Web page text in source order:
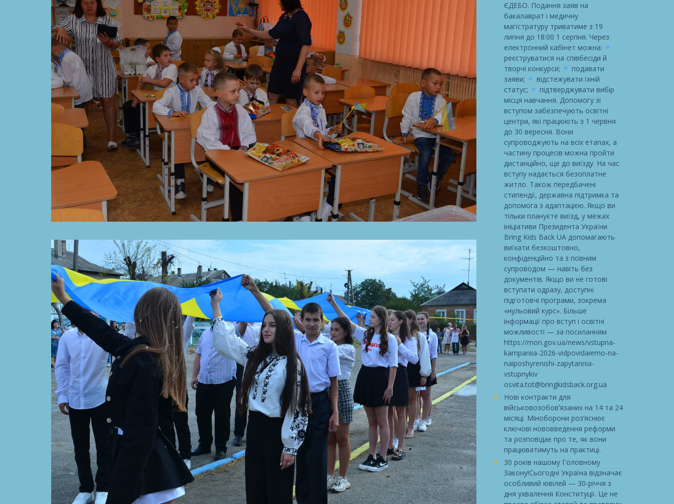
ЄДЕБО. Подання заяв на
бакалаврат і медичну
магістратуру триватиме з 19
липня до 18:00 1 серпня. Через
електронний кабінет можна:
реєструватися на співбесіди й
творчі конкурси;
подавати
заяви;
відстежувати їхній
статус;
підтверджувати вибір
місця навчання. Допомогу зі
вступом забезпечують освітні
центри, які працюють з 1 червня
до 30 вересня. Вони
супроводжують на всіх етапах, а
частину процесів можна пройти
дистанційно, ще до виїзду. На час
вступу надається безоплатне
житло. Також передбачені
стипендії, державна підтримка та
допомога з адаптацією. Якщо ви
тільки плануєте виїзд, у межах
ініціативи Президента України
Bring Kids Back UA допомагають
виїхати безкоштовно,
конфіденційно та з повним
супроводом — навіть без
документів. Якщо ви не готові
вступати одразу, доступні
підготовчі програми, зокрема
«нульовий курс». Більше
інформації про вступ і освітні
можливості — за посиланням
https://mon.gov.ua/news/vstupna-
kampaniia-2026-vidpovidaiemo-na-
naiposhyrenishi-zapytannia-
vstupnykiv
osvita.tot@bringkidsback.org.ua
Нові контракти для
військовозобовʼязаних на 14 та 24
місяці. Міноборони роз’яснює
ключові нововведення реформи
та розповідає про те, як вони
працюватимуть на практиці.
30 років нашому Головному
Закону!Сьогодні Україна відзначає
особливий ювілей — 30-річчя з
дня ухвалення Конституції. Це не